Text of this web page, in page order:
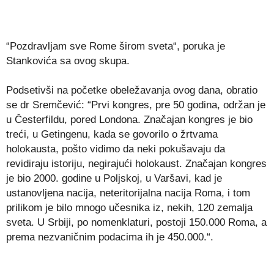
“Pozdravljam sve Rome širom sveta“, poruka je
Stankovića sa ovog skupa.
Podsetivši na početke obeležavanja ovog dana, obratio
se dr Sremčević: “Prvi kongres, pre 50 godina, održan je
u Česterfildu, pored Londona. Značajan kongres je bio
treći, u Getingenu, kada se govorilo o žrtvama
holokausta, pošto vidimo da neki pokušavaju da
revidiraju istoriju, negirajući holokaust. Značajan kongres
je bio 2000. godine u Poljskoj, u Varšavi, kad je
ustanovljena nacija, neteritorijalna nacija Roma, i tom
prilikom je bilo mnogo učesnika iz, nekih, 120 zemalja
sveta. U Srbiji, po nomenklaturi, postoji 150.000 Roma, a
prema nezvaničnim podacima ih je 450.000.“.